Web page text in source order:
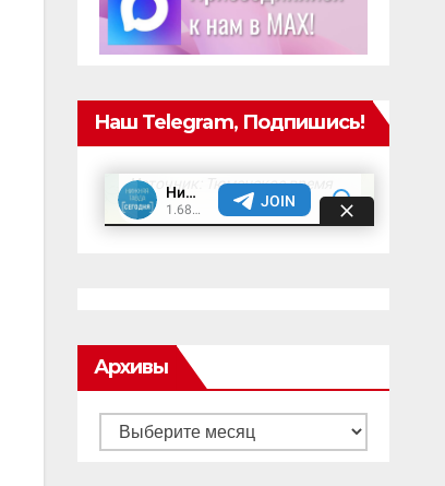
Наш Telegram, Подпишись!
Архивы
Архивы